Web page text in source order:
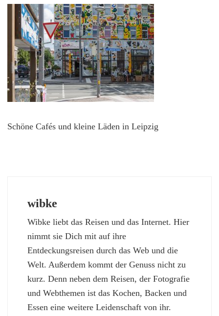
Schöne Cafés und kleine Läden in Leipzig
wibke
Wibke liebt das Reisen und das Internet. Hier
nimmt sie Dich mit auf ihre
Entdeckungsreisen durch das Web und die
Welt. Außerdem kommt der Genuss nicht zu
kurz. Denn neben dem Reisen, der Fotografie
und Webthemen ist das Kochen, Backen und
Essen eine weitere Leidenschaft von ihr.